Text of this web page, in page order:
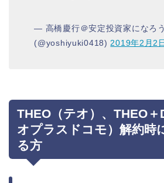
— 高橋慶行＠安定投資家になろう
(@yoshiyuki0418) 2019年2月2
THEO（テオ）、THEO
オプラスドコモ）解約時
る方